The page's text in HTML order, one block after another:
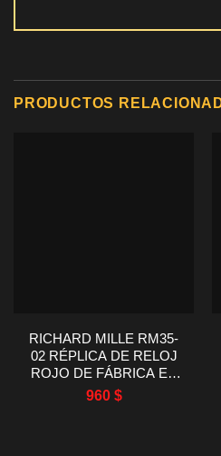
PRODUCTOS
RICHARD MILLE RM35-
02 RÉPLICA DE RELOJ
ROJO DE FÁBRICA EN
FIBRA DE CARBONO RM
44.5X50MM
960 $